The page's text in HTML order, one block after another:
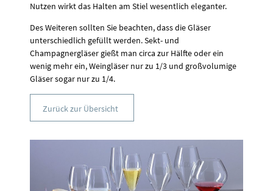
Nutzen wirkt das Halten am Stiel wesentlich eleganter.
Des Weiteren sollten Sie beachten, dass die Gläser
unterschiedlich gefüllt werden. Sekt- und
Champagnergläser gießt man circa zur Hälfte oder ein
wenig mehr ein, Weingläser nur zu 1/3 und großvolumige
Gläser sogar nur zu 1/4.
Zurück zur Übersicht